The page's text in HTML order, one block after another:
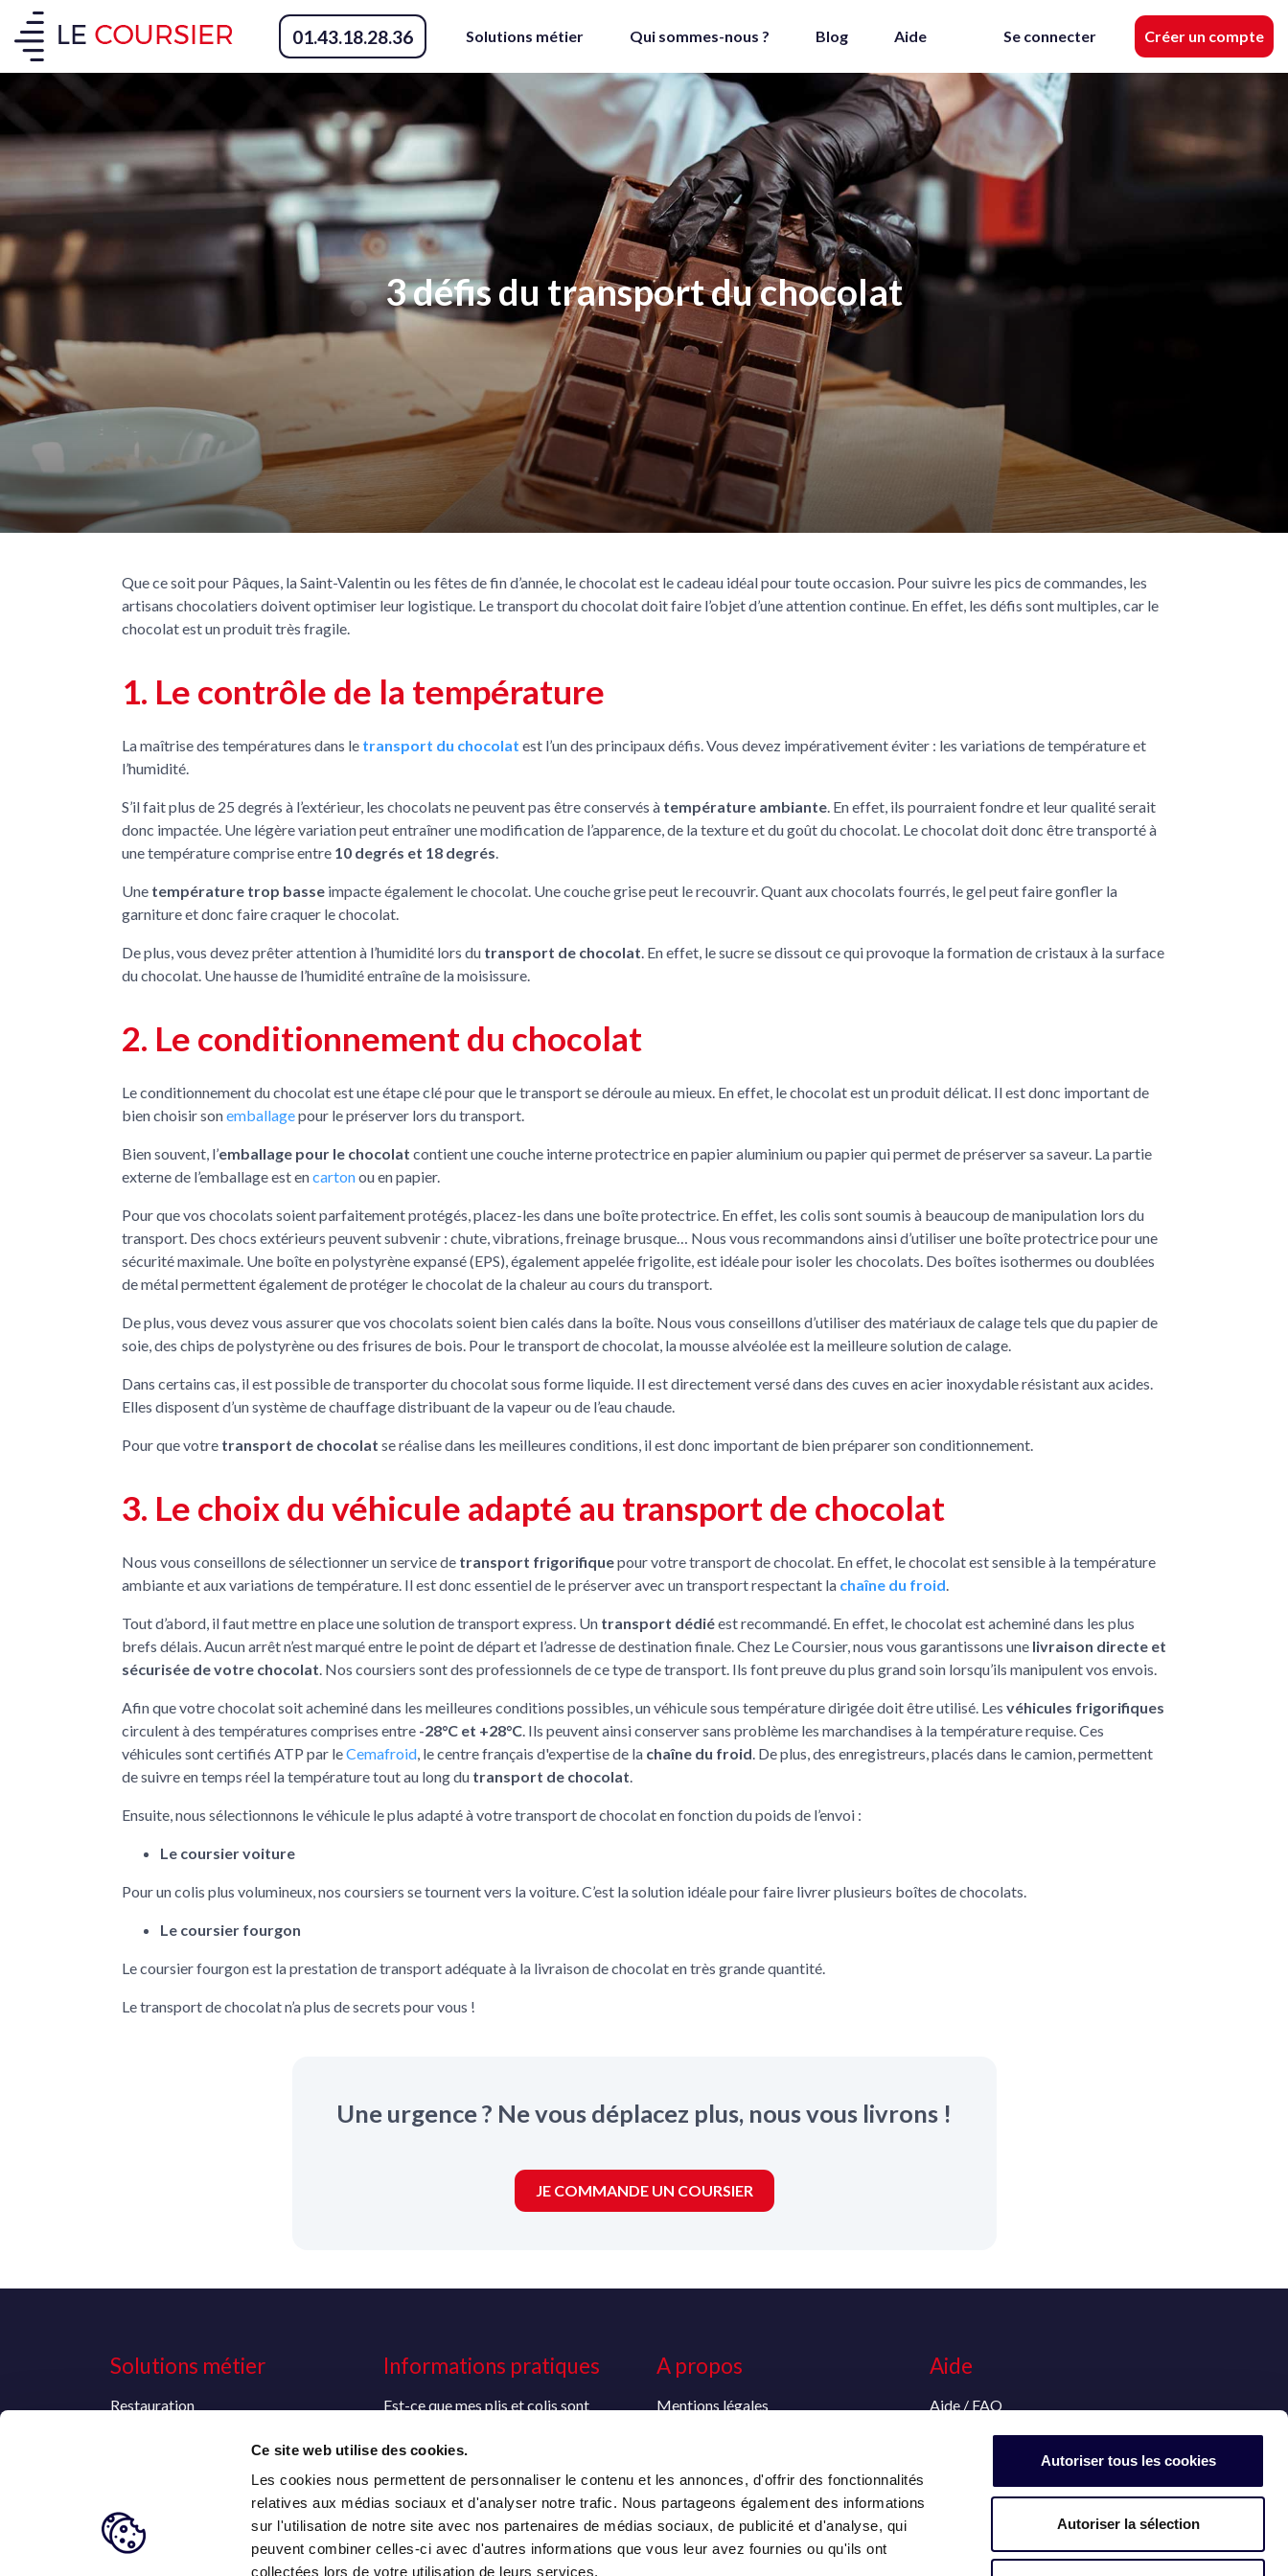
Ce site web utilise des cookies.
Les cookies nous permettent de personnaliser le contenu et les annonces, d'offrir des fonctionnalités
relatives aux médias sociaux et d'analyser notre trafic. Nous partageons également des informations
sur l'utilisation de notre site avec nos partenaires de médias sociaux, de publicité et d'analyse, qui
peuvent combiner celles-ci avec d'autres informations que vous leur avez fournies ou qu'ils ont
collectées lors de votre utilisation de leurs services.
Autoriser tous les cookies
Autoriser la sélection
01.43.18.28.36 Solutions métier Qui sommes-nous ? Blog Aide Se connecter Créer un compte
3 défis du transport du chocolat
Que ce soit pour Pâques, la Saint-Valentin ou les fêtes de fin d’année, le chocolat est le cadeau idéal pour toute occasion. Pour suivre les pics de commandes, les
artisans chocolatiers doivent optimiser leur logistique. Le transport du chocolat doit faire l’objet d’une attention continue. En effet, les défis sont multiples, car le
chocolat est un produit très fragile.
1. Le contrôle de la température
La maîtrise des températures dans le transport du chocolat est l’un des principaux défis. Vous devez impérativement éviter : les variations de température et
l’humidité.
S’il fait plus de 25 degrés à l’extérieur, les chocolats ne peuvent pas être conservés à température ambiante. En effet, ils pourraient fondre et leur qualité serait
donc impactée. Une légère variation peut entraîner une modification de l’apparence, de la texture et du goût du chocolat. Le chocolat doit donc être transporté à
une température comprise entre 10 degrés et 18 degrés.
Une température trop basse impacte également le chocolat. Une couche grise peut le recouvrir. Quant aux chocolats fourrés, le gel peut faire gonfler la
garniture et donc faire craquer le chocolat.
De plus, vous devez prêter attention à l’humidité lors du transport de chocolat. En effet, le sucre se dissout ce qui provoque la formation de cristaux à la surface
du chocolat. Une hausse de l’humidité entraîne de la moisissure.
2. Le conditionnement du chocolat
Le conditionnement du chocolat est une étape clé pour que le transport se déroule au mieux. En effet, le chocolat est un produit délicat. Il est donc important de
bien choisir sonemballagepour le préserver lors du transport.
Bien souvent, l’emballage pour le chocolat contient une couche interne protectrice en papier aluminium ou papier qui permet de préserver sa saveur. La partie
externe de l’emballage est encartonou en papier.
Pour que vos chocolats soient parfaitement protégés, placez-les dans une boîte protectrice. En effet, les colis sont soumis à beaucoup de manipulation lors du
transport. Des chocs extérieurs peuvent subvenir : chute, vibrations, freinage brusque… Nous vous recommandons ainsi d’utiliser une boîte protectrice pour une
sécurité maximale. Une boîte en polystyrène expansé (EPS), également appelée frigolite, est idéale pour isoler les chocolats. Des boîtes isothermes ou doublées
de métal permettent également de protéger le chocolat de la chaleur au cours du transport.
De plus, vous devez vous assurer que vos chocolats soient bien calés dans la boîte. Nous vous conseillons d’utiliser des matériaux de calage tels que du papier de
soie, des chips de polystyrène ou des frisures de bois. Pour le transport de chocolat, la mousse alvéolée est la meilleure solution de calage.
Dans certains cas, il est possible de transporter du chocolat sous forme liquide. Il est directement versé dans des cuves en acier inoxydable résistant aux acides.
Elles disposent d’un système de chauffage distribuant de la vapeur ou de l’eau chaude.
Pour que votre transport de chocolat se réalise dans les meilleures conditions, il est donc important de bien préparer son conditionnement.
3. Le choix du véhicule adapté au transport de chocolat
Nous vous conseillons de sélectionner un service de transport frigorifiquepour votre transport de chocolat. En effet, le chocolat est sensible à la température
ambiante et aux variations de température. Il est donc essentiel de le préserver avec un transport respectant la chaîne du froid.
Tout d’abord, il faut mettre en place une solution de transport express. Un transport dédiéest recommandé. En effet, le chocolat est acheminé dans les plus
brefs délais. Aucun arrêt n’est marqué entre le point de départ et l’adresse de destination finale. Chez Le Coursier, nous vous garantissons une livraison directe et
sécurisée de votre chocolat. Nos coursiers sont des professionnels de ce type de transport. Ils font preuve du plus grand soin lorsqu’ils manipulent vos envois.
Afin que votre chocolat soit acheminé dans les meilleures conditions possibles, un véhicule sous température dirigée doit être utilisé. Les véhicules frigorifiques
circulent à des températures comprises entre -28°C et +28°C. Ils peuvent ainsi conserver sans problème les marchandises à la température requise. Ces
véhicules sont certifiés ATP par leCemafroid, le centre français d'expertise de la chaîne du froid. De plus, des enregistreurs, placés dans le camion, permettent
de suivre en temps réel la température tout au long du transport de chocolat.
Ensuite, nous sélectionnons le véhicule le plus adapté à votre transport de chocolat en fonction du poids de l’envoi :
Le coursier voiture
Pour un colis plus volumineux, nos coursiers se tournent vers la voiture. C’est la solution idéale pour faire livrer plusieurs boîtes de chocolats.
Le coursier fourgon
Le coursier fourgon est la prestation de transport adéquate à la livraison de chocolat en très grande quantité.
Le transport de chocolat n’a plus de secrets pour vous !
Une urgence ? Ne vous déplacez plus, nous vous livrons !
JE COMMANDE UN COURSIER
Solutions métier
Restauration
Administration publique
Informations pratiques
Est-ce que mes plis et colis sont
Comment préparer un colis ?
A propos
Mentions légales
Aide
Aide / FAQ